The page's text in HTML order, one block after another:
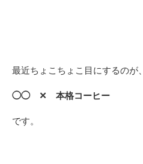
最近ちょこちょこ目にするのが、
◯◯ ✕ 本格コーヒー
です。